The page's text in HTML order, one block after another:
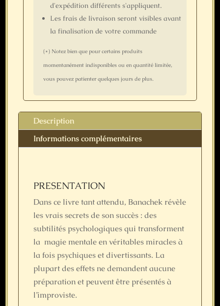
d'expédition différents s'appliquent.
Les frais de livraison seront visibles avant
la finalisation de votre commande
(*) Notez bien que pour certains produits
momentanément indisponibles ou en quantité limitée,
vous pouvez patienter quelques jours de plus.
Description
Informations complémentaires
PRESENTATION
Dans ce livre tant attendu, Banachek révèle
les vrais secrets de son succès : des
subtilités psychologiques qui transforment
la magie mentale en véritables miracles à
la fois psychiques et divertissants. La
plupart des effets ne demandent aucune
préparation et peuvent être présentés à
l’improviste.